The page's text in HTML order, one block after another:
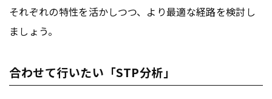
それぞれの特性を活かしつつ、より最適な経路を検討し
ましょう。
合わせて行いたい「STP分析」